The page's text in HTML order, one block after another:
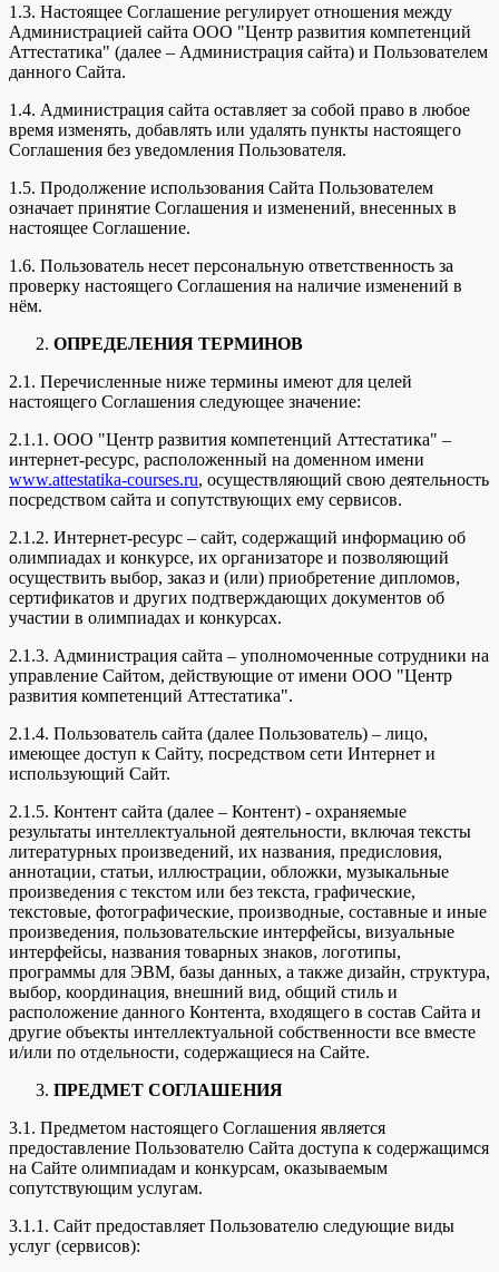
1.3. Настоящее Соглашение регулирует отношения между
Администрацией сайта ООО "Центр развития компетенций
Аттестатика" (далее – Администрация сайта) и Пользователем
данного Сайта.
1.4. Администрация сайта оставляет за собой право в любое
время изменять, добавлять или удалять пункты настоящего
Соглашения без уведомления Пользователя.
1.5. Продолжение использования Сайта Пользователем
означает принятие Соглашения и изменений, внесенных в
настоящее Соглашение.
1.6. Пользователь несет персональную ответственность за
проверку настоящего Соглашения на наличие изменений в
нём.
ОПРЕДЕЛЕНИЯ ТЕРМИНОВ
2.1. Перечисленные ниже термины имеют для целей
настоящего Соглашения следующее значение:
2.1.1. ООО "Центр развития компетенций Аттестатика" –
интернет-ресурс, расположенный на доменном имени
www.attestatika-courses.ru, осуществляющий свою деятельность
посредством сайта и сопутствующих ему сервисов.
2.1.2. Интернет-ресурс – сайт, содержащий информацию об
олимпиадах и конкурсе, их организаторе и позволяющий
осуществить выбор, заказ и (или) приобретение дипломов,
сертификатов и других подтверждающих документов об
участии в олимпиадах и конкурсах.
2.1.3. Администрация сайта – уполномоченные сотрудники на
управление Сайтом, действующие от имени ООО "Центр
развития компетенций Аттестатика".
2.1.4. Пользователь сайта (далее Пользователь) – лицо,
имеющее доступ к Сайту, посредством сети Интернет и
использующий Сайт.
2.1.5. Контент сайта (далее – Контент) - охраняемые
результаты интеллектуальной деятельности, включая тексты
литературных произведений, их названия, предисловия,
аннотации, статьи, иллюстрации, обложки, музыкальные
произведения с текстом или без текста, графические,
текстовые, фотографические, производные, составные и иные
произведения, пользовательские интерфейсы, визуальные
интерфейсы, названия товарных знаков, логотипы,
программы для ЭВМ, базы данных, а также дизайн, структура,
выбор, координация, внешний вид, общий стиль и
расположение данного Контента, входящего в состав Сайта и
другие объекты интеллектуальной собственности все вместе
и/или по отдельности, содержащиеся на Сайте.
ПРЕДМЕТ СОГЛАШЕНИЯ
3.1. Предметом настоящего Соглашения является
предоставление Пользователю Сайта доступа к содержащимся
на Сайте олимпиадам и конкурсам, оказываемым
сопутствующим услугам.
3.1.1. Сайт предоставляет Пользователю следующие виды
услуг (сервисов):